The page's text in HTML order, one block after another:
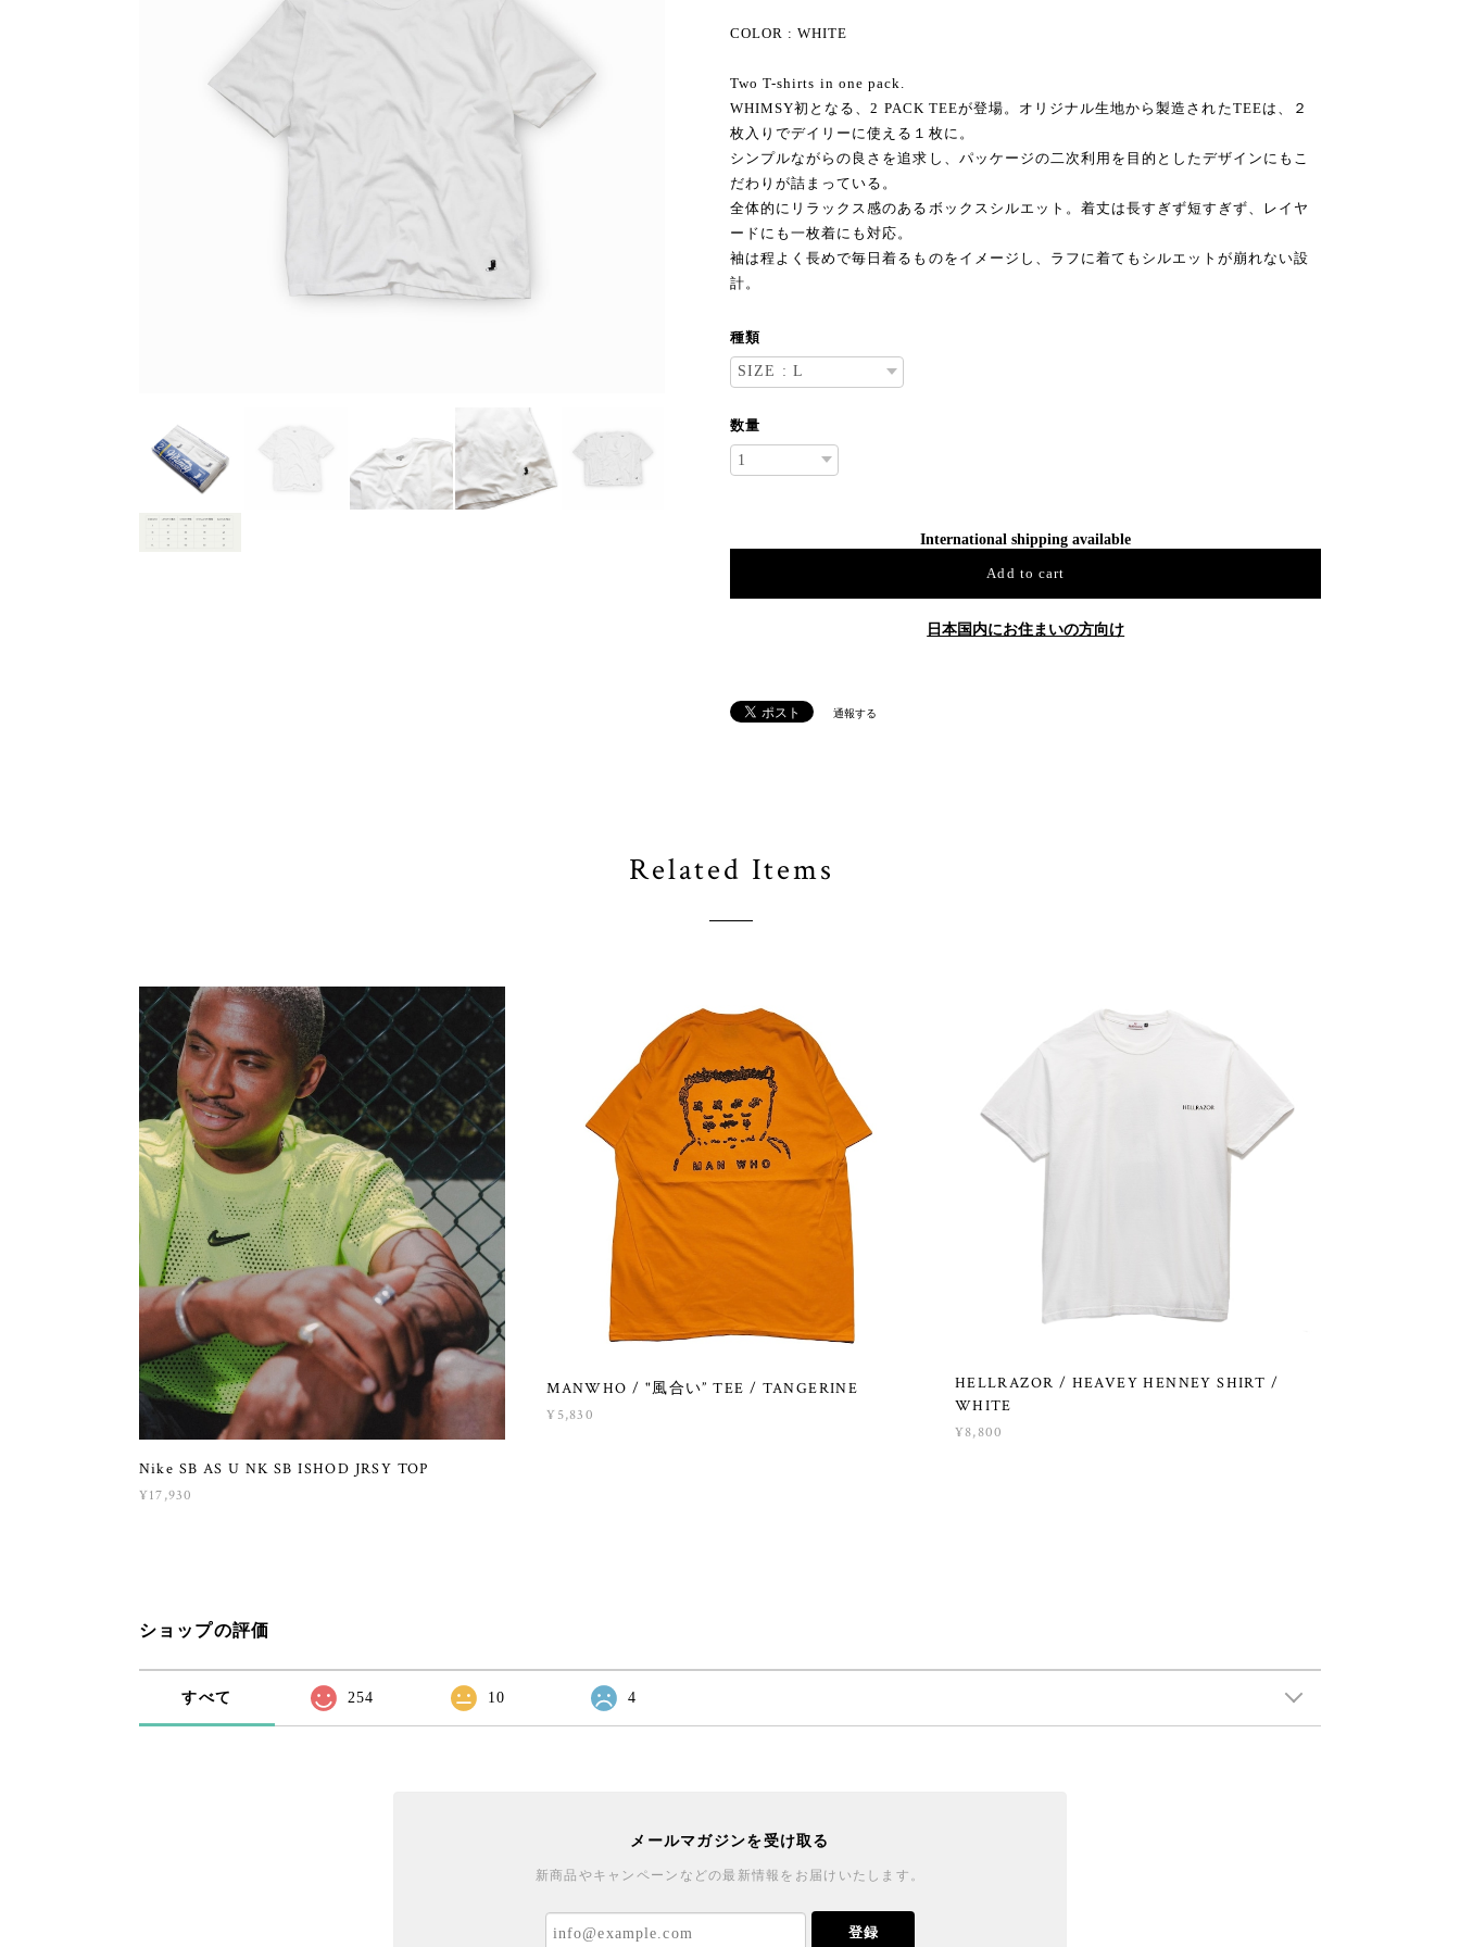
COLOR : WHITE
Two T-shirts in one pack.
WHIMSY初となる、2 PACK TEEが登場。オリジナル生地から製造されたTEEは、２
枚入りでデイリーに使える１枚に。
シンプルながらの良さを追求し、パッケージの二次利用を目的としたデザインにもこ
だわりが詰まっている。
全体的にリラックス感のあるボックスシルエット。着丈は長すぎず短すぎず、レイヤ
ードにも一枚着にも対応。
袖は程よく長めで毎日着るものをイメージし、ラフに着てもシルエットが崩れない設
計。
種類
数量
International shipping available
Add to cart
日本国内にお住まいの方向け
通報する
Related Items
Nike SB AS U NK SB ISHOD JRSY TOP
¥17,930
MANWHO / "風合い” TEE / TANGERINE
¥5,830
HELLRAZOR / HEAVEY HENNEY SHIRT /
WHITE
¥8,800
ショップの評価
すべて 254 10 4
メールマガジンを受け取る
新商品やキャンペーンなどの最新情報をお届けいたします。
登録